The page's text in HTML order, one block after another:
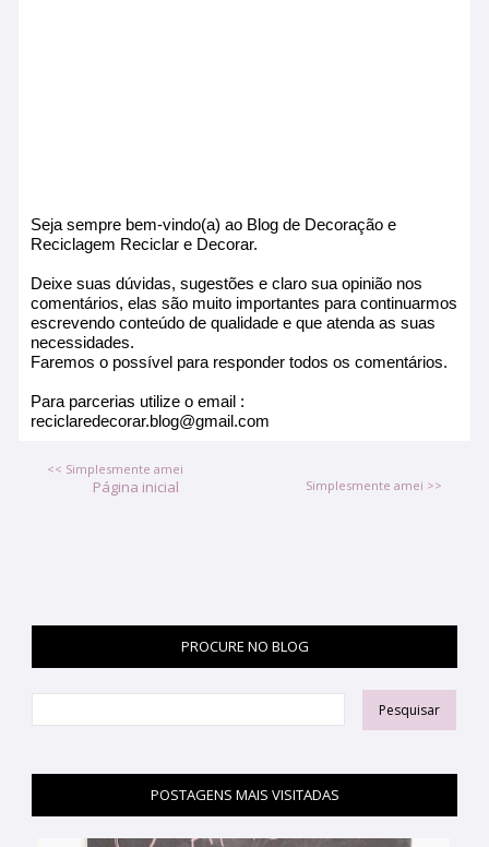
Seja sempre bem-vindo(a) ao Blog de Decoração e
Reciclagem Reciclar e Decorar.
Deixe suas dúvidas, sugestões e claro sua opinião nos
comentários, elas são muito importantes para continuarmos
escrevendo conteúdo de qualidade e que atenda as suas
necessidades.
Faremos o possível para responder todos os comentários.
Para parcerias utilize o email :
reciclaredecorar.blog@gmail.com
<< Simplesmente amei
Simplesmente amei >>
Página inicial
PROCURE NO BLOG
POSTAGENS MAIS VISITADAS